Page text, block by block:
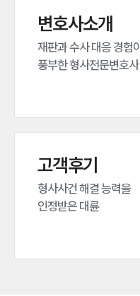
변호사소개
재판과 수사 대응 경험이
풍부한 형사전문변호사
고객후기
형사사건 해결 능력을
인정받은 대륜